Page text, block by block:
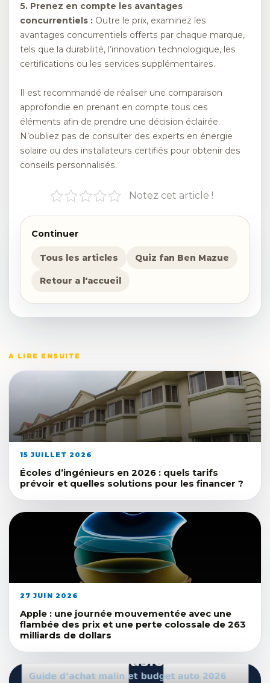
5. Prenez en compte les avantages
concurrentiels : Outre le prix, examinez les
avantages concurrentiels offerts par chaque marque,
tels que la durabilité, l’innovation technologique, les
certifications ou les services supplémentaires.
Il est recommandé de réaliser une comparaison
approfondie en prenant en compte tous ces
éléments afin de prendre une décision éclairée.
N’oubliez pas de consulter des experts en énergie
solaire ou des installateurs certifiés pour obtenir des
conseils personnalisés.
Notez cet article !
Continuer
Tous les articles Quiz fan Ben Mazue
Retour a l'accueil
A LIRE ENSUITE
15 JUILLET 2026
Écoles d’ingénieurs en 2026 : quels tarifs
prévoir et quelles solutions pour les financer ?
27 JUIN 2026
Apple : une journée mouvementée avec une
flambée des prix et une perte colossale de 263
milliards de dollars